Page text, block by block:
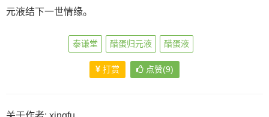
元液结下一世情缘。
泰谦堂 醋蛋归元液 醋蛋液
打赏 点赞(9)